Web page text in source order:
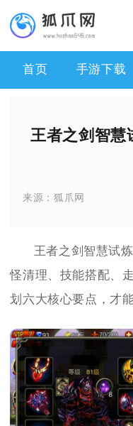
首页 手游下载
王者之剑智慧
来源：狐爪网
王者之剑智慧试
怪清理、技能搭配、
划六大核心要点，才